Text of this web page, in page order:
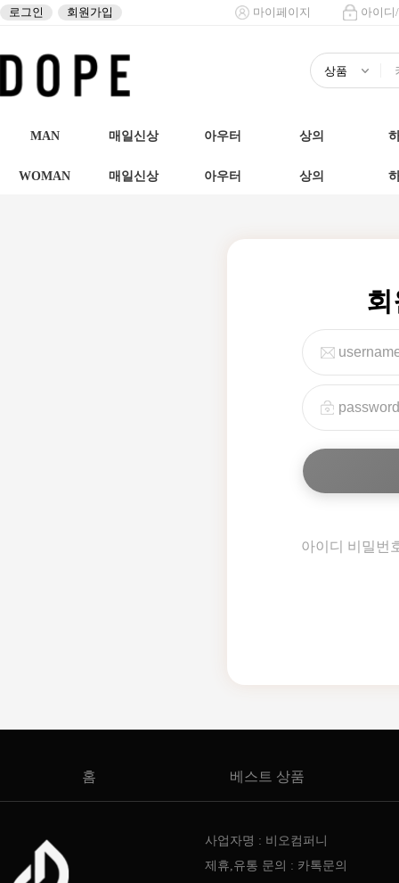
로그인 회원가입 마이페이지 아이디
MAN 매일신상 아우터 상의
WOMAN 매일신상 아우터 상의
아이디 비밀번
홈 베스트 상품
사업자명 : 비오컴퍼니
제휴,유통 문의 : 카톡문의